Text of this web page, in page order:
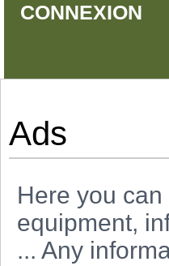
CONNEXION
Ads
Here you
equipment,
... Any